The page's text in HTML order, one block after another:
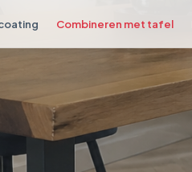
Combineren met tafel